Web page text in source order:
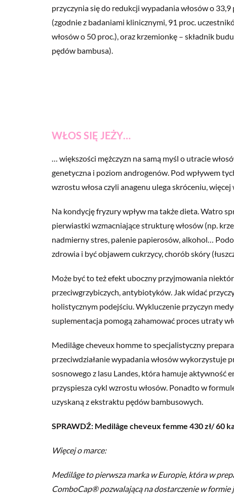
przyczynia się do redukcji wypadania włosów o
(zgodnie z badaniami klinicznymi, 91 proc.
włosów o 50 proc.), oraz krzemionkę – składnik
pędów bambusa).
WŁOS SIĘ JEŻY…
… większości mężczyzn na samą myśl o utracie
genetyczna i poziom androgenów. Pod wpływem
wzrostu włosa czyli anagenu ulega skróceniu,
Na kondycję fryzury wpływ ma także dieta. Watro
pierwiastki wzmacniające strukturę włosów (np.
nadmierny stres, palenie papierosów, alkohol…
zdrowia i być objawem cukrzycy, chorób skóry
Może być to też efekt uboczny przyjmowania
przeciwgrzybiczych, antybiotyków. Jak widać
holistycznym podejściu. Wykluczenie przyczyn
suplementacja pomogą zahamować proces utraty
Medilâge cheveux homme to specjalistyczny
przeciwdziałanie wypadania włosów wykorzystuje
sosnowego z lasu Landes, która hamuje aktywność
przyspiesza cykl wzrostu włosów. Ponadto w
uzyskaną z ekstraktu pędów bambusowych.
SPRAWDŹ: Medilâge cheveux femme 430 zł/ 60
Więcej o marce:
Medilâge to pierwsza marka w Europie, która w
ComboCap® pozwalającą na dostarczenie w